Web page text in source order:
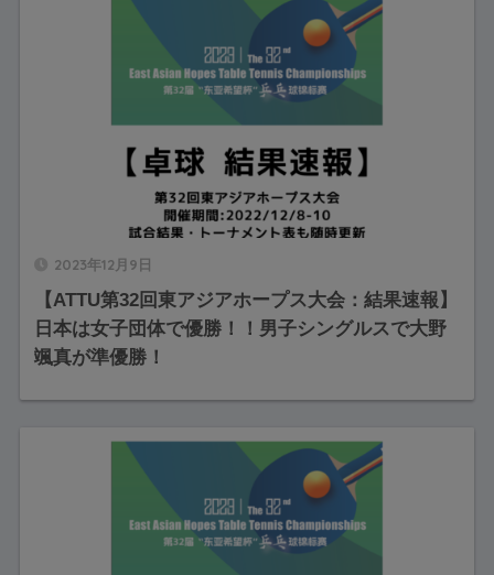
2023年12月9日
【ATTU第32回東アジアホープス大会：結果速報】
日本は女子団体で優勝！！男子シングルスで大野
颯真が準優勝！